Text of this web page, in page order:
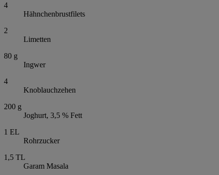
4
Hähnchenbrustfilets
2
Limetten
80 g
Ingwer
4
Knoblauchzehen
200 g
Joghurt, 3,5 % Fett
1 EL
Rohrzucker
1,5 TL
Garam Masala